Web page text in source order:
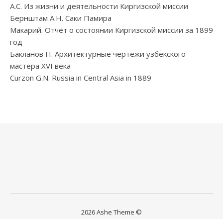
А.С. Из жизни и деятельности Киргизской миссии
Бернштам А.Н. Саки Памира
Макарий. Отчёт о состоянии Киргизской миссии за 1899
год
Бакланов Н. Архитектурные чертежи узбекского
мастера XVI века
Curzon G.N. Russia in Central Asia in 1889
2026 Ashe Theme ©